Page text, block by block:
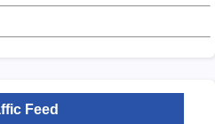
Feed